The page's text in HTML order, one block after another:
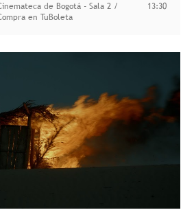
de Bogotá - Sala 2 /
en TuBoleta
13:30